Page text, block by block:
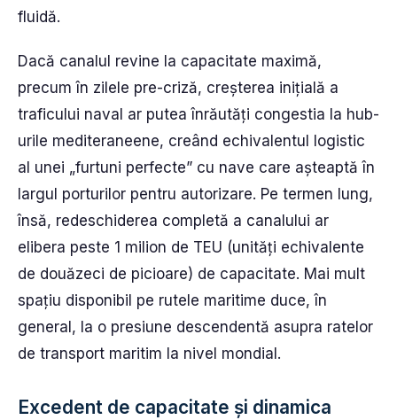
fluidă.
Dacă canalul revine la capacitate maximă,
precum în zilele pre-criză, creșterea inițială a
traficului naval ar putea înrăutăți congestia la hub-
urile mediteraneene, creând echivalentul logistic
al unei „furtuni perfecte” cu nave care așteaptă în
largul porturilor pentru autorizare. Pe termen lung,
însă, redeschiderea completă a canalului ar
elibera peste 1 milion de TEU (unități echivalente
de douăzeci de picioare) de capacitate. Mai mult
spațiu disponibil pe rutele maritime duce, în
general, la o presiune descendentă asupra ratelor
de transport maritim la nivel mondial.
Excedent de capacitate și dinamica